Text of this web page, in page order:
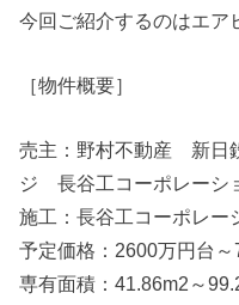
今回ご紹介するのはエア
［物件概要］
売主：野村不動産 新日
ジ 長谷工コーポレーシ
施工：長谷工コーポレー
予定価格：2600万円台～
専有面積：41.86m2～